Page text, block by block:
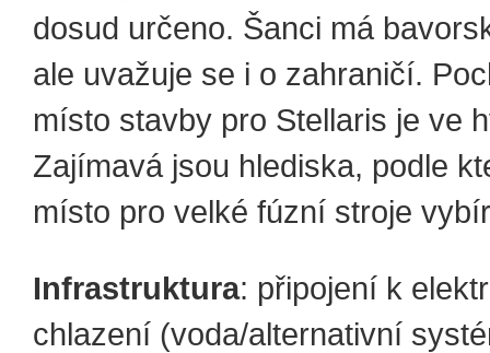
dosud určeno. Šanci má
ale uvažuje se i o zahraničí.
místo stavby pro Stellaris je ve
Zajímavá jsou hlediska, podle
místo pro velké fúzní stroje
Infrastruktura: připojení k
chlazení (voda/alternativní